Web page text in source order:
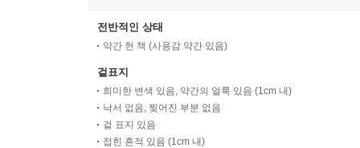
전반적인 상태
약간 헌 책 (사용감 약간 있음)
겉표지
희미한 변색 있음, 약간의 얼룩 있음 (1cm 내)
낙서 없음, 찢어진 부분 없음
겉 표지 있음
접힌 흔적 있음 (1cm 내)